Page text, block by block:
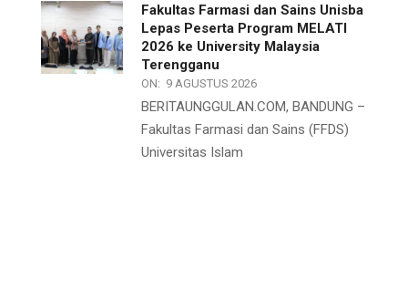
Fakultas Farmasi dan Sains Unisba
Lepas Peserta Program MELATI
2026 ke University Malaysia
Terengganu
ON: 9 AGUSTUS 2026
BERITAUNGGULAN.COM, BANDUNG –
Fakultas Farmasi dan Sains (FFDS)
Universitas Islam